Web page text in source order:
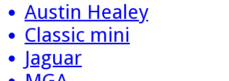
Austin Healey
Classic mini
Jaguar